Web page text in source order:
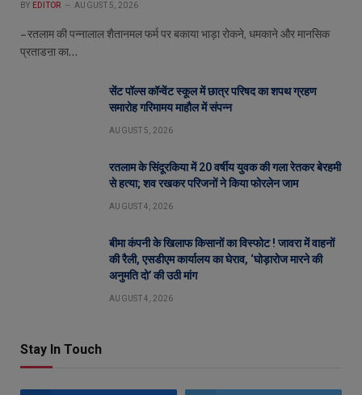
BY EDITOR AUGUST 5, 2026
– रतलाम की पन्नालाल शैतानमल फर्म पर बकाया भाड़ा रोकने, धमकाने और मानसिक
प्रताडऩा का…
सेंट पॉल्स कॉन्वेंट स्कूल में छात्र परिषद का शपथ ग्रहण
समारोह गरिमामय माहौल में संपन्न
AUGUST 5, 2026
रतलाम के सिंदूरकिया में 20 वर्षीय युवक की गला रेतकर बेरहमी
से हत्या; शव रखकर परिजनों ने किया फोरलेन जाम
AUGUST 4, 2026
बीमा कंपनी के खिलाफ किसानों का विस्फोट ! जावरा में वाहनों
की रैली, एसडीएम कार्यालय का घेराव, ‘घोड़ारोज मारने की
अनुमति दो’ की उठी मांग
AUGUST 4, 2026
Stay In Touch